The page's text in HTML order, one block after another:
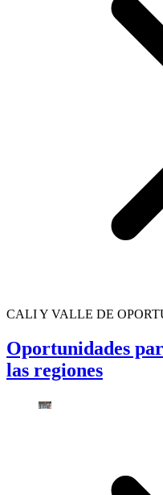
CALI Y VALLE DE
Oportunidades
las regiones